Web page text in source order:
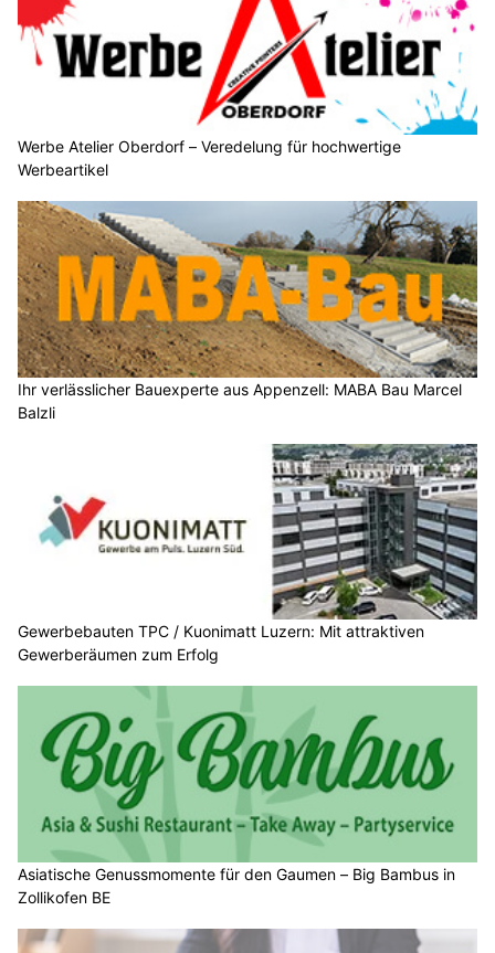
Werbe Atelier Oberdorf – Veredelung für hochwertige
Werbeartikel
Ihr verlässlicher Bauexperte aus Appenzell: MABA Bau Marcel
Balzli
Gewerbebauten TPC / Kuonimatt Luzern: Mit attraktiven
Gewerberäumen zum Erfolg
Asiatische Genussmomente für den Gaumen – Big Bambus in
Zollikofen BE